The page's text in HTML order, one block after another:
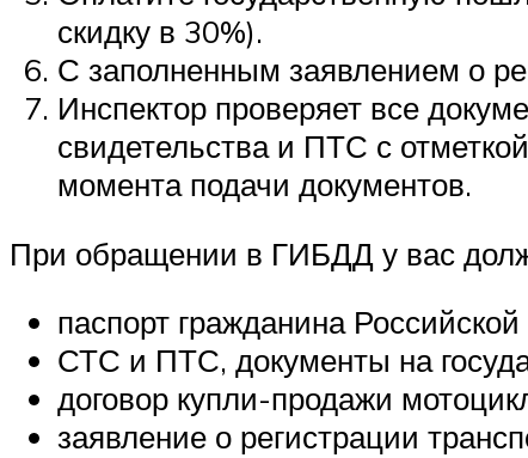
скидку в 30%).
С заполненным заявлением о
Инспектор проверяет все
свидетельства и ПТС с
момента подачи документов.
При обращении в ГИБДД у вас
паспорт гражданина
СТС и ПТС, документы на
договор купли-продажи
заявление о регистрации